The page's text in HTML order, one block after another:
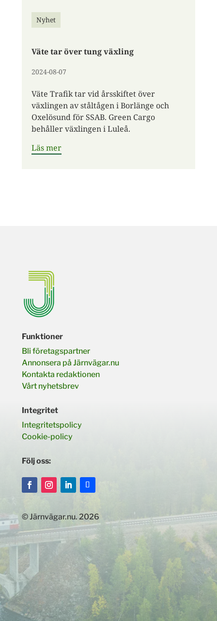
Nyhet
Väte tar över tung växling
2024-08-07
Väte Trafik tar vid årsskiftet över
växlingen av ståltågen i Borlänge och
Oxelösund för SSAB. Green Cargo
behåller växlingen i Luleå.
Läs mer
Funktioner
Bli företagspartner
Annonsera på Järnvägar.nu
Kontakta redaktionen
Vårt nyhetsbrev
Integritet
Integritetspolicy
Cookie-policy
Följ oss:
© Järnvägar.nu. 2026